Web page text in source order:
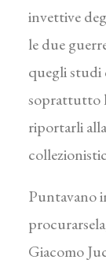
invettive
le due
quegli studi
soprattutto
riportarli
Puntavano
Giacomo